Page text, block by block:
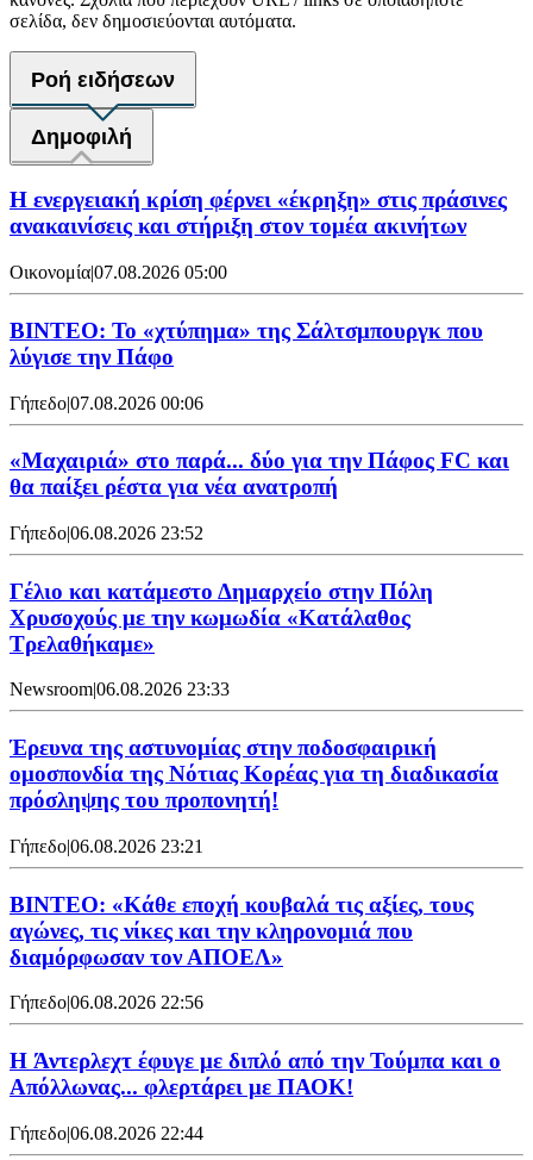
σελίδα, δεν δημοσιεύονται αυτόματα.
Ροή ειδήσεων
Δημοφιλή
Η ενεργειακή κρίση φέρνει «έκρηξη» στις πράσινες
ανακαινίσεις και στήριξη στον τομέα ακινήτων
Οικονομία|07.08.2026 05:00
ΒΙΝΤΕΟ: Το «χτύπημα» της Σάλτσμπουργκ που
λύγισε την Πάφο
Γήπεδο|07.08.2026 00:06
«Μαχαιριά» στο παρά... δύο για την Πάφος FC και
θα παίξει ρέστα για νέα ανατροπή
Γήπεδο|06.08.2026 23:52
Γέλιο και κατάμεστο Δημαρχείο στην Πόλη
Χρυσοχούς με την κωμωδία «Κατάλαθος
Τρελαθήκαμε»
Newsroom|06.08.2026 23:33
Έρευνα της αστυνομίας στην ποδοσφαιρική
ομοσπονδία της Νότιας Κορέας για τη διαδικασία
πρόσληψης του προπονητή!
Γήπεδο|06.08.2026 23:21
ΒΙΝΤΕΟ: «Κάθε εποχή κουβαλά τις αξίες, τους
αγώνες, τις νίκες και την κληρονομιά που
διαμόρφωσαν τον ΑΠΟΕΛ»
Γήπεδο|06.08.2026 22:56
H Άντερλεχτ έφυγε με διπλό από την Τούμπα και ο
Απόλλωνας... φλερτάρει με ΠΑΟΚ!
Γήπεδο|06.08.2026 22:44